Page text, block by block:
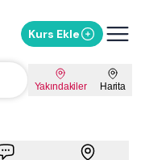
Kurs Ekle
Yakındakiler Harita